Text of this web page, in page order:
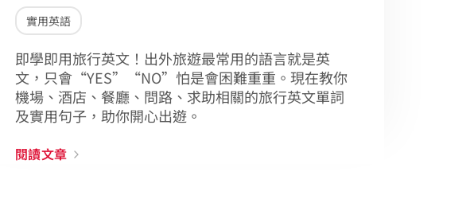
實用英語
即學即用旅行英文！出外旅遊最常用的語言就是英
文，只會“YES”“NO”怕是會困難重重。現在教你
機場、酒店、餐廳、問路、求助相關的旅行英文單詞
及實用句子，助你開心出遊。
閱讀文章